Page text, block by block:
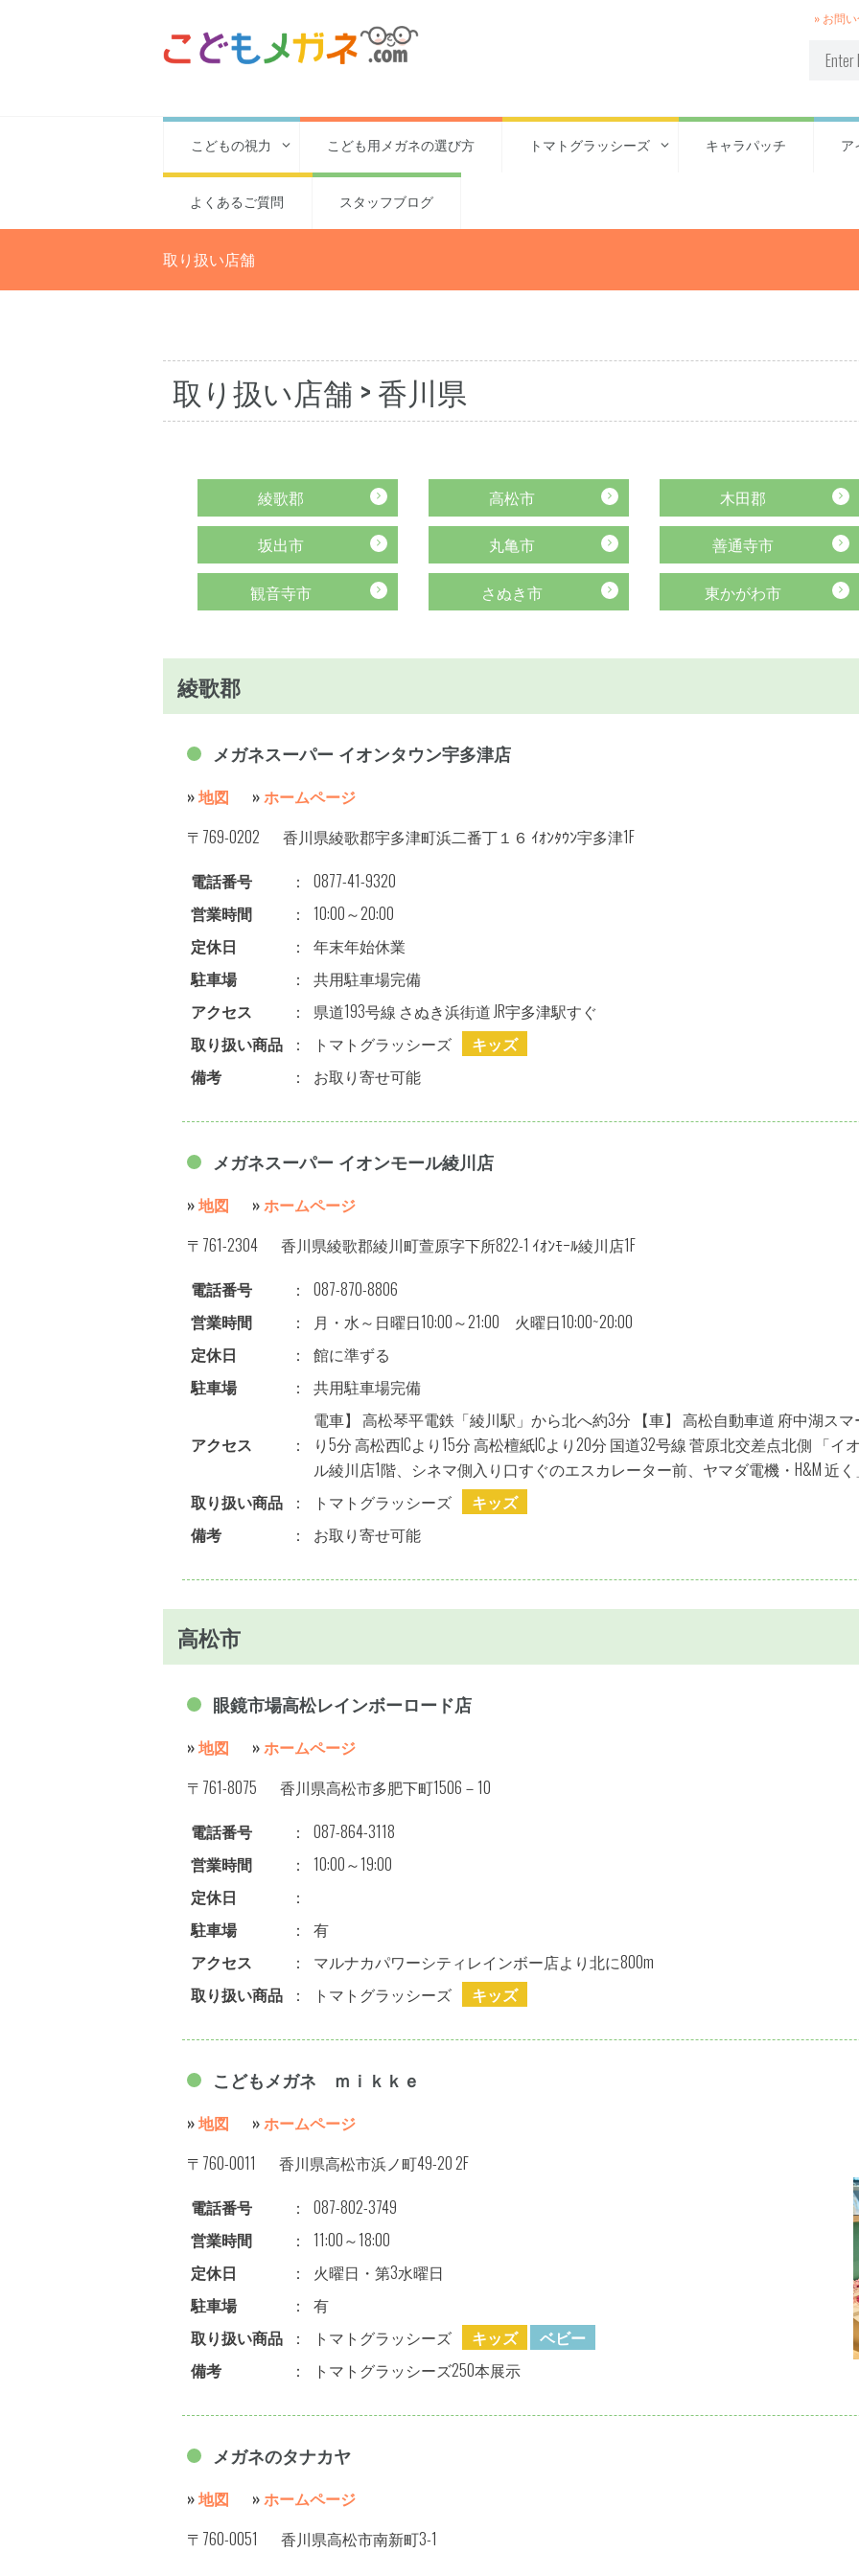
» お問
こどもの視力 こども用メガネの選び方 トマトグラッシーズ キャラパッチ ア
よくあるご質問 スタッフブログ
取り扱い店舗
取り扱い店舗 > 香川県
綾歌郡 高松市 木田郡
坂出市 丸亀市 善通寺市
観音寺市 さぬき市 東かがわ市
綾歌郡
メガネスーパー イオンタウン宇多津店
»地図 »ホームページ
〒769-0202
香川県綾歌郡宇多津町浜二番丁１６ ｲｵﾝﾀｳﾝ宇多津1F
電話番号
：
0877-41-9320
営業時間
：
10:00～20:00
定休日
：
年末年始休業
駐車場
：
共用駐車場完備
アクセス
：
県道193号線 さぬき浜街道 JR宇多津駅すぐ
取り扱い商品
： トマトグラッシーズ
キッズ
備考
： お取り寄せ可能
メガネスーパー イオンモール綾川店
»地図 »ホームページ
〒761-2304
香川県綾歌郡綾川町萱原字下所822-1 ｲｵﾝﾓｰﾙ綾川店1F
電話番号
：
087-870-8806
営業時間
：
月・水～日曜日10:00～21:00 火曜日10:00~20:00
定休日
：
館に準ずる
駐車場
： 共用駐車場完備
アクセス ：
電車】 高松琴平電鉄「綾川駅」から北へ約3分 【車】 高松自動車道 府中湖スマ
り5分 高松西ICより15分 高松檀紙ICより20分 国道32号線 菅原北交差点北側 「イ
ル綾川店1階、シネマ側入り口すぐのエスカレーター前、ヤマダ電機・H&M 近く
取り扱い商品
： トマトグラッシーズ
キッズ
備考
： お取り寄せ可能
高松市
眼鏡市場高松レインボーロード店
»地図 »ホームページ
〒761-8075
香川県高松市多肥下町1506－10
電話番号
：
087-864-3118
営業時間
：
10:00～19:00
定休日
：
駐車場
：
有
アクセス
：
マルナカパワーシティレインボー店より北に800m
取り扱い商品
： トマトグラッシーズ キッズ
こどもメガネ ｍｉｋｋｅ
»地図 »ホームページ
〒760-0011
香川県高松市浜ノ町49-20 2F
電話番号
：
087-802-3749
営業時間
：
11:00～18:00
定休日
：
火曜日・第3水曜日
駐車場
：
有
取り扱い商品
： トマトグラッシーズ キッズ
ベビー
備考
： トマトグラッシーズ250本展示
メガネのタナカヤ
»地図 »ホームページ
〒760-0051
香川県高松市南新町3-1